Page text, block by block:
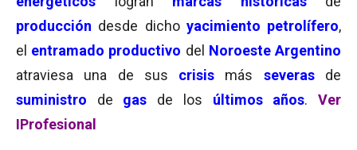
producción desde dichoyacimiento petrolífero,
el entramado productivo del Noroeste Argentino
atraviesa una de sus crisis más severas
de
suministro
de gas de los últimos años.Ver
IProfesional